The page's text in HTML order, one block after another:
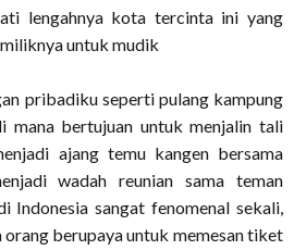
lengahnya kota tercinta ini yang
untuk mudik
pribadiku seperti pulang kampung
mana bertujuan untuk menjalin tali
ajang temu kangen bersama
wadah reunian sama teman
Indonesia sangat fenomenal sekali,
orang berupaya untuk memesan tiket